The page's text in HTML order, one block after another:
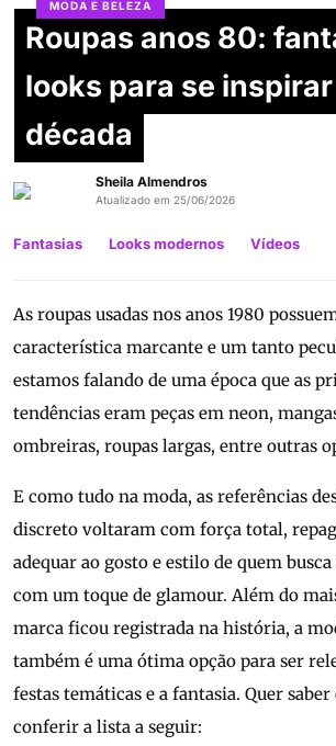
MODA E BELEZA
Roupas anos 80:
looks para se
década
Sheila Almendros
Atualizado em 25/06/2026
Fantasias Looks modernos Vídeos
As roupas usadas nos anos 1980
característica marcante e um tanto
estamos falando de uma época que as
tendências eram peças em neon,
ombreiras, roupas largas, entre outras
E como tudo na moda, as referências
discreto voltaram com força total,
adequar ao gosto e estilo de quem
com um toque de glamour. Além do
marca ficou registrada na história, a
também é uma ótima opção para ser
festas temáticas e a fantasia. Quer saber
conferir a lista a seguir: